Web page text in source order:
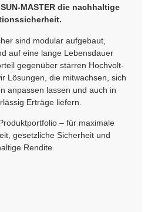
MASTER die nachhaltige
sind modular aufgebaut,
auf eine lange Lebensdauer
gegenüber starren Hochvolt-
Lösungen, die mitwachsen, sich
anpassen lassen und auch in
Erträge liefern.
– für maximale
gesetzliche Sicherheit und
Rendite.